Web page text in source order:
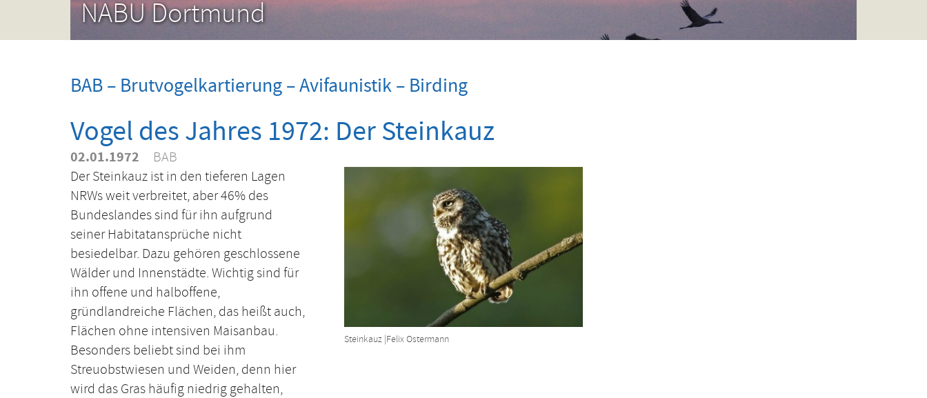
NABU Dortmund
BAB – Brutvogelkartierung – Avifaunistik – Birding
Vogel des Jahres 1972: Der Steinkauz
02.01.1972
BAB
Show larger version
Steinkauz |Felix Ostermann
Der Steinkauz ist in den tieferen Lagen
NRWs weit verbreitet, aber 46% des
Bundeslandes sind für ihn aufgrund
seiner Habitatansprüche nicht
besiedelbar. Dazu gehören geschlossene
Wälder und Innenstädte. Wichtig sind für
ihn offene und halboffene,
gründlandreiche Flächen, das heißt auch,
Flächen ohne intensiven Maisanbau.
Besonders beliebt sind bei ihm
Streuobstwiesen und Weiden, denn hier
wird das Gras häufig niedrig gehalten,